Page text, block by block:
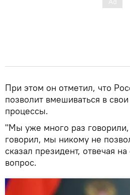
При этом он отметил, что
позволит вмешиваться в
процессы.
"Мы уже много раз
говорил, мы никому не
сказал президент, отвечая
вопрос.